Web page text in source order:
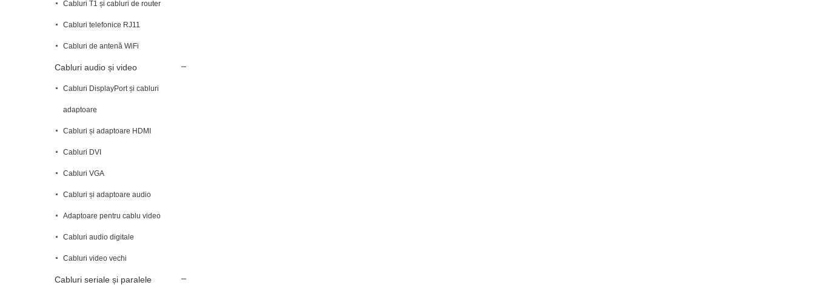
Cabluri T1 și cabluri de router
Cabluri telefonice RJ11
Cabluri de antenă WiFi
Cabluri audio și video
Cabluri DisplayPort și cabluri
adaptoare
Cabluri și adaptoare HDMI
Cabluri DVI
Cabluri VGA
Cabluri și adaptoare audio
Adaptoare pentru cablu video
Cabluri audio digitale
Cabluri video vechi
Cabluri seriale și paralele